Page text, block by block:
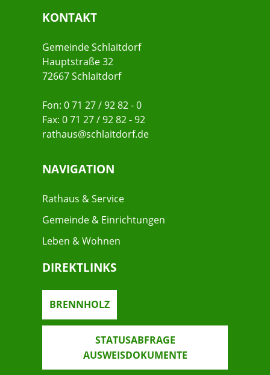
KONTAKT
Gemeinde Schlaitdorf
Hauptstraße 32
72667 Schlaitdorf
Fon: 0 71 27 / 92 82 - 0
Fax: 0 71 27 / 92 82 - 92
rathaus@schlaitdorf.de
NAVIGATION
Rathaus & Service
Gemeinde & Einrichtungen
Leben & Wohnen
DIREKTLINKS
BRENNHOLZ
STATUSABFRAGE
AUSWEISDOKUMENTE